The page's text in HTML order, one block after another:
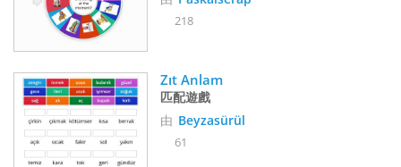
218
Zıt Anlam
匹配遊戲
由 Beyzasürül
61